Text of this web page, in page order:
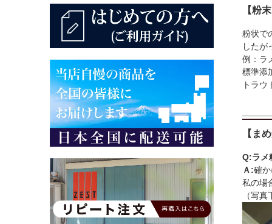
【粉
粉状で
したが
例：ラ
標準添
トラ
【ま
Q:ラメ
Ａ:確
私の場
（写